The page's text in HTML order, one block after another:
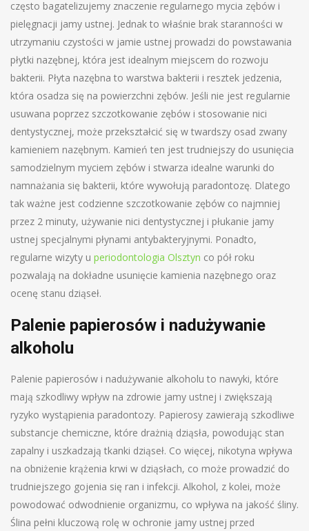
często bagatelizujemy znaczenie regularnego mycia zębów i
pielęgnacji jamy ustnej. Jednak to właśnie brak staranności w
utrzymaniu czystości w jamie ustnej prowadzi do powstawania
płytki nazębnej, która jest idealnym miejscem do rozwoju
bakterii. Płyta nazębna to warstwa bakterii i resztek jedzenia,
która osadza się na powierzchni zębów. Jeśli nie jest regularnie
usuwana poprzez szczotkowanie zębów i stosowanie nici
dentystycznej, może przekształcić się w twardszy osad zwany
kamieniem nazębnym. Kamień ten jest trudniejszy do usunięcia
samodzielnym myciem zębów i stwarza idealne warunki do
namnażania się bakterii, które wywołują paradontozę. Dlatego
tak ważne jest codzienne szczotkowanie zębów co najmniej
przez 2 minuty, używanie nici dentystycznej i płukanie jamy
ustnej specjalnymi płynami antybakteryjnymi. Ponadto,
regularne wizyty u periodontologia Olsztyn co pół roku
pozwalają na dokładne usunięcie kamienia nazębnego oraz
ocenę stanu dziąseł.
Palenie papierosów i nadużywanie
alkoholu
Palenie papierosów i nadużywanie alkoholu to nawyki, które
mają szkodliwy wpływ na zdrowie jamy ustnej i zwiększają
ryzyko wystąpienia paradontozy. Papierosy zawierają szkodliwe
substancje chemiczne, które drażnią dziąsła, powodując stan
zapalny i uszkadzają tkanki dziąseł. Co więcej, nikotyna wpływa
na obniżenie krążenia krwi w dziąsłach, co może prowadzić do
trudniejszego gojenia się ran i infekcji. Alkohol, z kolei, może
powodować odwodnienie organizmu, co wpływa na jakość śliny.
Ślina pełni kluczową rolę w ochronie jamy ustnej przed